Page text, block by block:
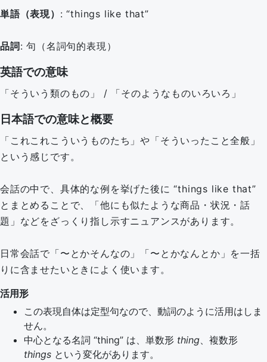
単語（表現） : “things like that”
品詞: 句（名詞句的表現）
英語での意味
「そういう類のもの」 / 「そのようなものいろいろ」
日本語での意味と概要
「これこれこういうものたち」や「そういったこと全般」
という感じです。
会話の中で、具体的な例を挙げた後に “things like that”
とまとめることで、「他にも似たような商品・状況・話
題」などをざっくり指し示すニュアンスがあります。
日常会話で「〜とかそんなの」「〜とかなんとか」を一括
りに含ませたいときによく使います。
活用形
この表現自体は定型句なので、動詞のように活用はしま
せん。
中心となる名詞 “thing” は、単数形 thing、複数形
things という変化があります。